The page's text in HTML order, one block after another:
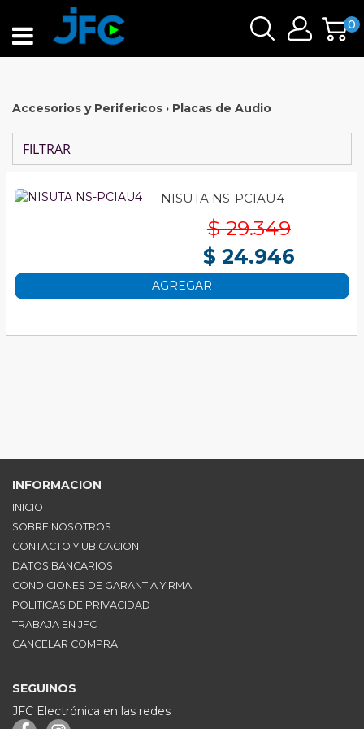
0
Accesorios y Perifericos › Placas de Audio
FILTRAR
NISUTA NS-PCIAU4
$ 29.349
$ 24.946
AGREGAR
INFORMACION
INICIO
SOBRE NOSOTROS
CONTACTO Y UBICACION
DATOS BANCARIOS
CONDICIONES DE GARANTIA Y RMA
POLITICAS DE PRIVACIDAD
TRABAJA EN JFC
CANCELAR COMPRA
SEGUINOS
JFC Electrónica en las redes